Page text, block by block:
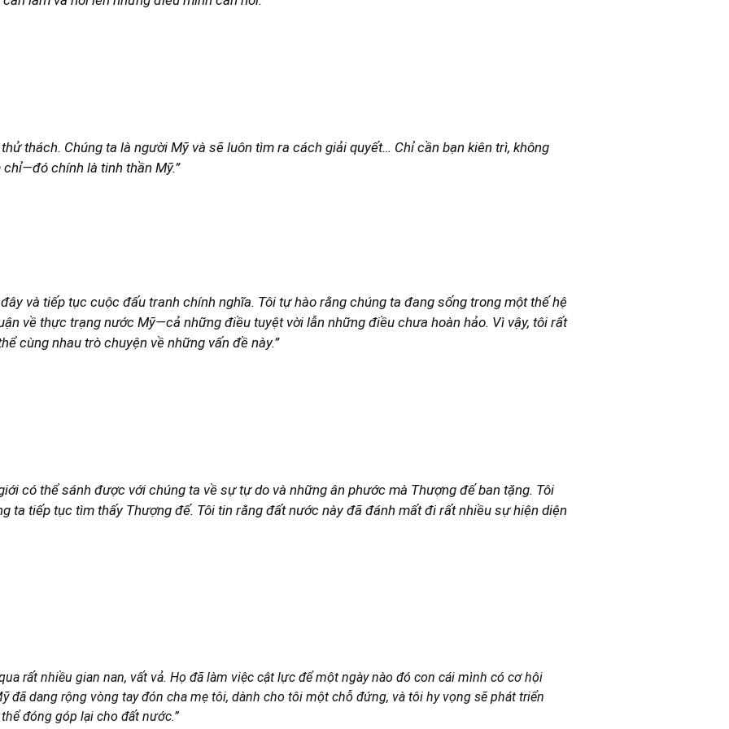
thách. Chúng ta là người Mỹ và sẽ luôn tìm ra cách giải quyết… Chỉ cần bạn kiên trì, không
chính là tinh thần Mỹ.”
và tiếp tục cuộc đấu tranh chính nghĩa. Tôi tự hào rằng chúng ta đang sống trong một thế hệ
về thực trạng nước Mỹ—cả những điều tuyệt vời lẫn những điều chưa hoàn hảo. Vì vậy, tôi rất
cùng nhau trò chuyện về những vấn đề này.”
có thể sánh được với chúng ta về sự tự do và những ân phước mà Thượng đế ban tặng. Tôi
ta tiếp tục tìm thấy Thượng đế. Tôi tin rằng đất nước này đã đánh mất đi rất nhiều sự hiện diện
rất nhiều gian nan, vất vả. Họ đã làm việc cật lực để một ngày nào đó con cái mình có cơ hội
đã dang rộng vòng tay đón cha mẹ tôi, dành cho tôi một chỗ đứng, và tôi hy vọng sẽ phát triển
đóng góp lại cho đất nước.”